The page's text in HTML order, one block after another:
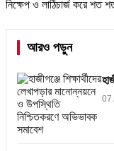
নিক্ষেপ ও লাঠিচার্জ করে শত
আরও পড়ুন
07